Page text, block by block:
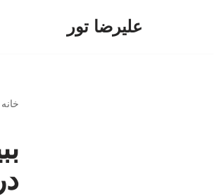
علیرضا تور
خانه